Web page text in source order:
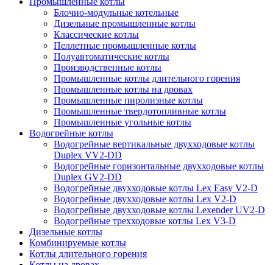
Блочно-модульные котельные
Дизельные промышленные котлы
Классические котлы
Пеллетные промышленные котлы
Полуавтоматические котлы
Производственные котлы
Промышленные котлы длительного горения
Промышленные котлы на дровах
Промышленные пиролизные котлы
Промышленные твердотопливные котлы
Промышленные угольные котлы
Водогрейные котлы
Водогрейные вертикальные двухходовые котлы
Duplex VV2-DD
Водогрейные горизонтальные двухходовые котлы
Duplex GV2-DD
Водогрейные двухходовые котлы Lex Easy V2-D
Водогрейные двухходовые котлы Lex V2-D
Водогрейные двухходовые котлы Lexender UV2-D
Водогрейные трехходовые котлы Lex V3-D
Дизельные котлы
Комбинируемые котлы
Котлы длительного горения